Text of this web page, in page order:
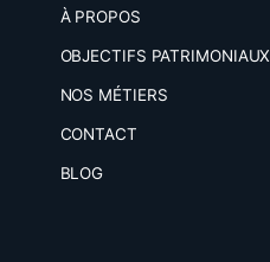
À PROPOS
OBJECTIFS PATRIMONIAUX
NOS MÉTIERS
CONTACT
BLOG